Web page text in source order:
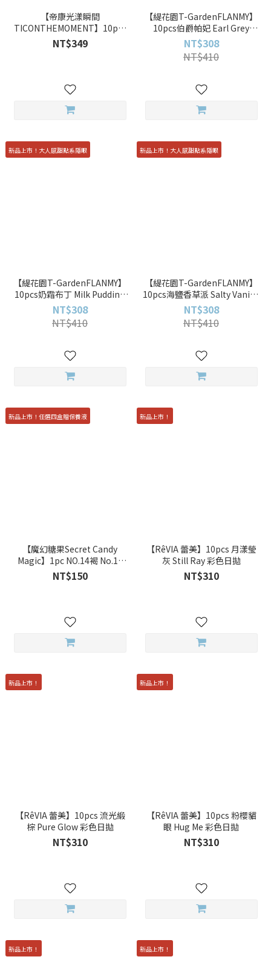
【帝康光漾瞬間
TICONTHEMOMENT】10pcs
星砂月暮 Shale 彩色日拋
NT$349
【緹花園T-GardenFLANMY】
10pcs伯爵帕妃 Earl Grey
Parfait 彩色日拋
NT$308
NT$410
新品上市！大人感甜點系隱眼
【緹花園T-GardenFLANMY】
10pcs奶霜布丁 Milk Pudding
彩色日拋
NT$308
NT$410
新品上市！大人感甜點系隱眼
【緹花園T-GardenFLANMY】
10pcs海鹽香草派 Salty Vanilla
彩色日拋
NT$308
NT$410
新品上市！任選四盒贈保養液
【魔幻糖果Secret Candy
Magic】1pc NO.14褐 No.14
Hazel 彩色月拋
NT$150
新品上市！
【RêVIA 蕾美】10pcs 月漾瑩
灰 Still Ray 彩色日拋
NT$310
新品上市！
【RêVIA 蕾美】10pcs 流光緞
棕 Pure Glow 彩色日拋
NT$310
新品上市！
【RêVIA 蕾美】10pcs 粉櫻貓
眼 Hug Me 彩色日拋
NT$310
新品上市！ 新品上市！